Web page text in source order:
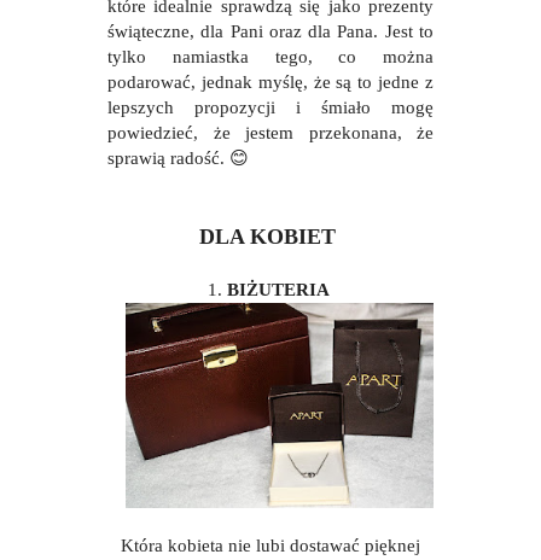
które idealnie sprawdzą się jako prezenty
świąteczne, dla Pani oraz dla Pana. Jest to
tylko namiastka tego, co można
podarować, jednak myślę, że są to jedne z
lepszych propozycji i śmiało mogę
powiedzieć, że jestem przekonana, że
sprawią radość. 😊
DLA KOBIET
1. BIŻUTERIA
Która kobieta nie lubi dostawać pięknej